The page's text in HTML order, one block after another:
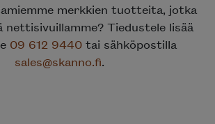
merkkien tuotteita, jotka
nettisivuillamme? Tiedustele lisää
09 612 9440tai sähköpostilla
sales@skanno.fi.